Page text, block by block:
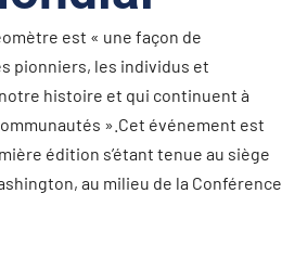
est « une façon de
pionniers, les individus et
histoire et qui continuent à
». Cet événement est
édition s’étant tenue au siège
au milieu de la Conférence